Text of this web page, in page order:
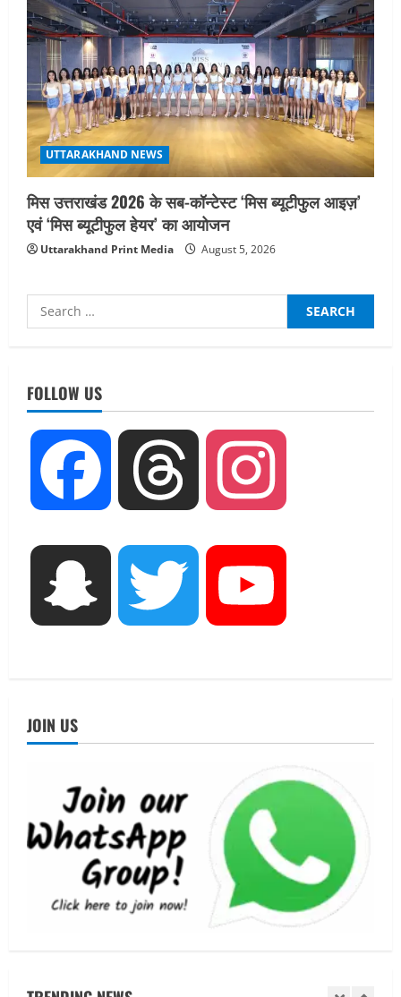
UTTARAKHAND NEWS
मिस उत्तराखंड 2026 के सब-कॉन्टेस्ट ‘मिस ब्यूटीफुल आइज़’
एवं ‘मिस ब्यूटीफुल हेयर’ का आयोजन
Uttarakhand Print Media August 5, 2026
Search
for:
FOLLOW US
Facebook Threads
Snapchat Twitter
JOIN US
August 6, 2026
UTTARAKHAND NEWS
मिस उत्तराखंड 2026 के सब-कॉन्टेस्ट ‘मिस
ब्यूटीफुल आइज़’ एवं ‘मिस ब्यूटीफुल हेयर’ का
August 5, 2026
UTTARAKHAND NEWS
एमआईटी वर्ल्ड पीस यूनिवर्सिटी और जर्मनी के
बीएसबीआई के बीच समझौता; भारतीय छात्रों
गतिविधियों के विस्तार पर हुई चर्चा
1
UTTARAKHAND NEWS
जिलाधिकारी/जिला निर्वाचन अधिकारी ने
सहसपुर विधानसभा क्षेत्र के पोलिंग बूथों का
निरीक्षण कर एसआईआर आपत्ति निस्तारण
शिविर की व्यवस्थाओं का लिया जायजा
August 6, 2026